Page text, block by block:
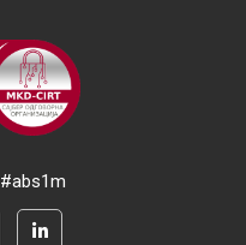
#abs1m